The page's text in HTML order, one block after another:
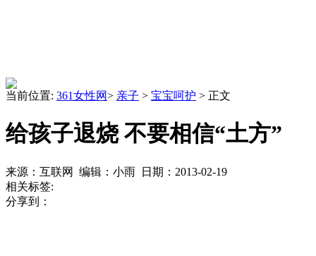
当前位置: 361女性网> 亲子 > 宝宝呵护 > 正文
给孩子退烧 不要相信“土方”
来源：互联网 编辑：小雨 日期：2013-02-19
相关标签:
分享到：